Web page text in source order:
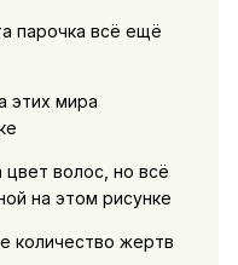
парочка всё ещё
этих мира
волос, но всё
на этом рисунке
количество жертв